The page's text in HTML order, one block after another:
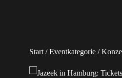
Start/Eventkategorie/